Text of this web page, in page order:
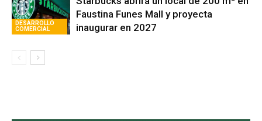
DESARROLLO
COMERCIAL
Faustina Funes Mall y proyecta
inaugurar en 2027